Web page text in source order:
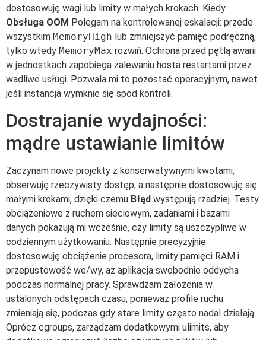
dostosowuję wagi lub limity w małych krokach. Kiedy
Obsługa OOM Polegam na kontrolowanej eskalacji: przede
wszystkim MemoryHigh lub zmniejszyć pamięć podręczną,
tylko wtedy MemoryMax rozwiń. Ochrona przed pętlą awarii
w jednostkach zapobiega zalewaniu hosta restartami przez
wadliwe usługi. Pozwala mi to pozostać operacyjnym, nawet
jeśli instancja wymknie się spod kontroli.
Dostrajanie wydajności:
mądre ustawianie limitów
Zaczynam nowe projekty z konserwatywnymi kwotami,
obserwuję rzeczywisty dostęp, a następnie dostosowuję się
małymi krokami, dzięki czemu Błąd występują rzadziej. Testy
obciążeniowe z ruchem sieciowym, zadaniami i bazami
danych pokazują mi wcześnie, czy limity są uszczypliwe w
codziennym użytkowaniu. Następnie precyzyjnie
dostosowuję obciążenie procesora, limity pamięci RAM i
przepustowość we/wy, aż aplikacja swobodnie oddycha
podczas normalnej pracy. Sprawdzam założenia w
ustalonych odstępach czasu, ponieważ profile ruchu
zmieniają się, podczas gdy stare limity często nadal działają.
Oprócz cgroups, zarządzam dodatkowymi ulimits, aby